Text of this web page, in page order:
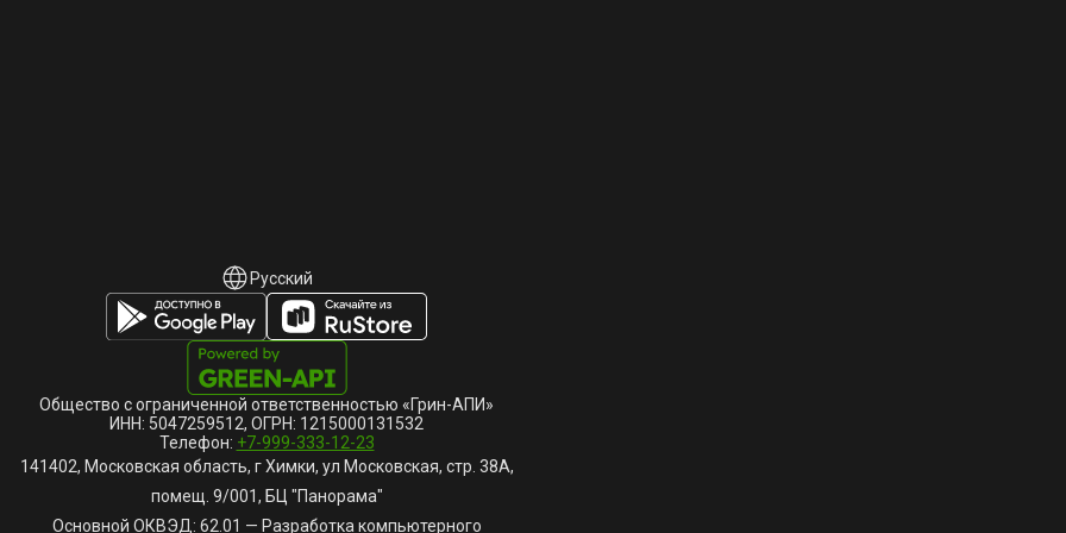
Русский
Русский
English
Общество с ограниченной ответственностью «Грин-АПИ»
ИНН: 5047259512, ОГРН: 1215000131532
Телефон: +7-999-333-12-23
141402, Московская область, г Химки, ул Московская, стр. 38А,
помещ. 9/001, БЦ "Панорама"
Основной ОКВЭД: 62.01 — Разработка компьютерного